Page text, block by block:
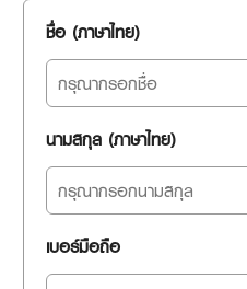
ชื่อ (ภาษาไทย)
นามสกุล (ภาษาไทย)
เบอร์มือถือ